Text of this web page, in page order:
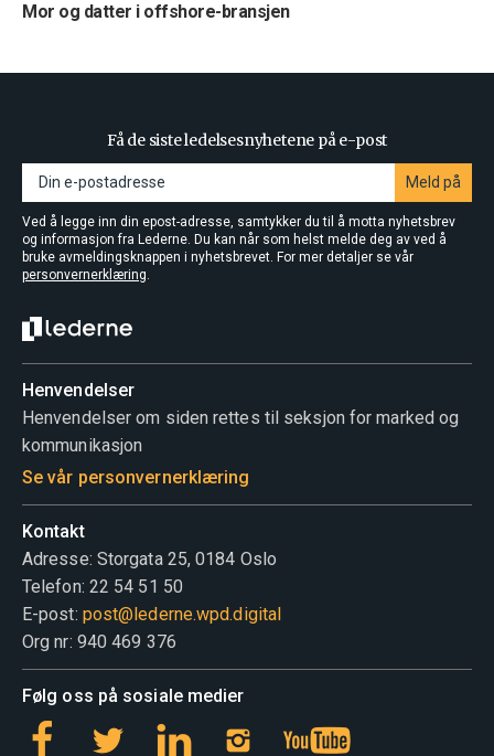
Mor og datter i offshore-bransjen
Få de siste ledelsesnyhetene på e-post
Meld på
Ved å legge inn din epost-adresse, samtykker du til å motta nyhetsbrev
og informasjon fra Lederne. Du kan når som helst melde deg av ved å
bruke avmeldingsknappen i nyhetsbrevet. For mer detaljer se vår
personvernerklæring.
Henvendelser
Henvendelser om siden rettes til seksjon for marked og
kommunikasjon
Se vår personvernerklæring
Kontakt
Adresse: Storgata 25, 0184 Oslo
Telefon: 22 54 51 50
E-post: post@lederne.wpd.digital
Org nr: 940 469 376
Følg oss på sosiale medier